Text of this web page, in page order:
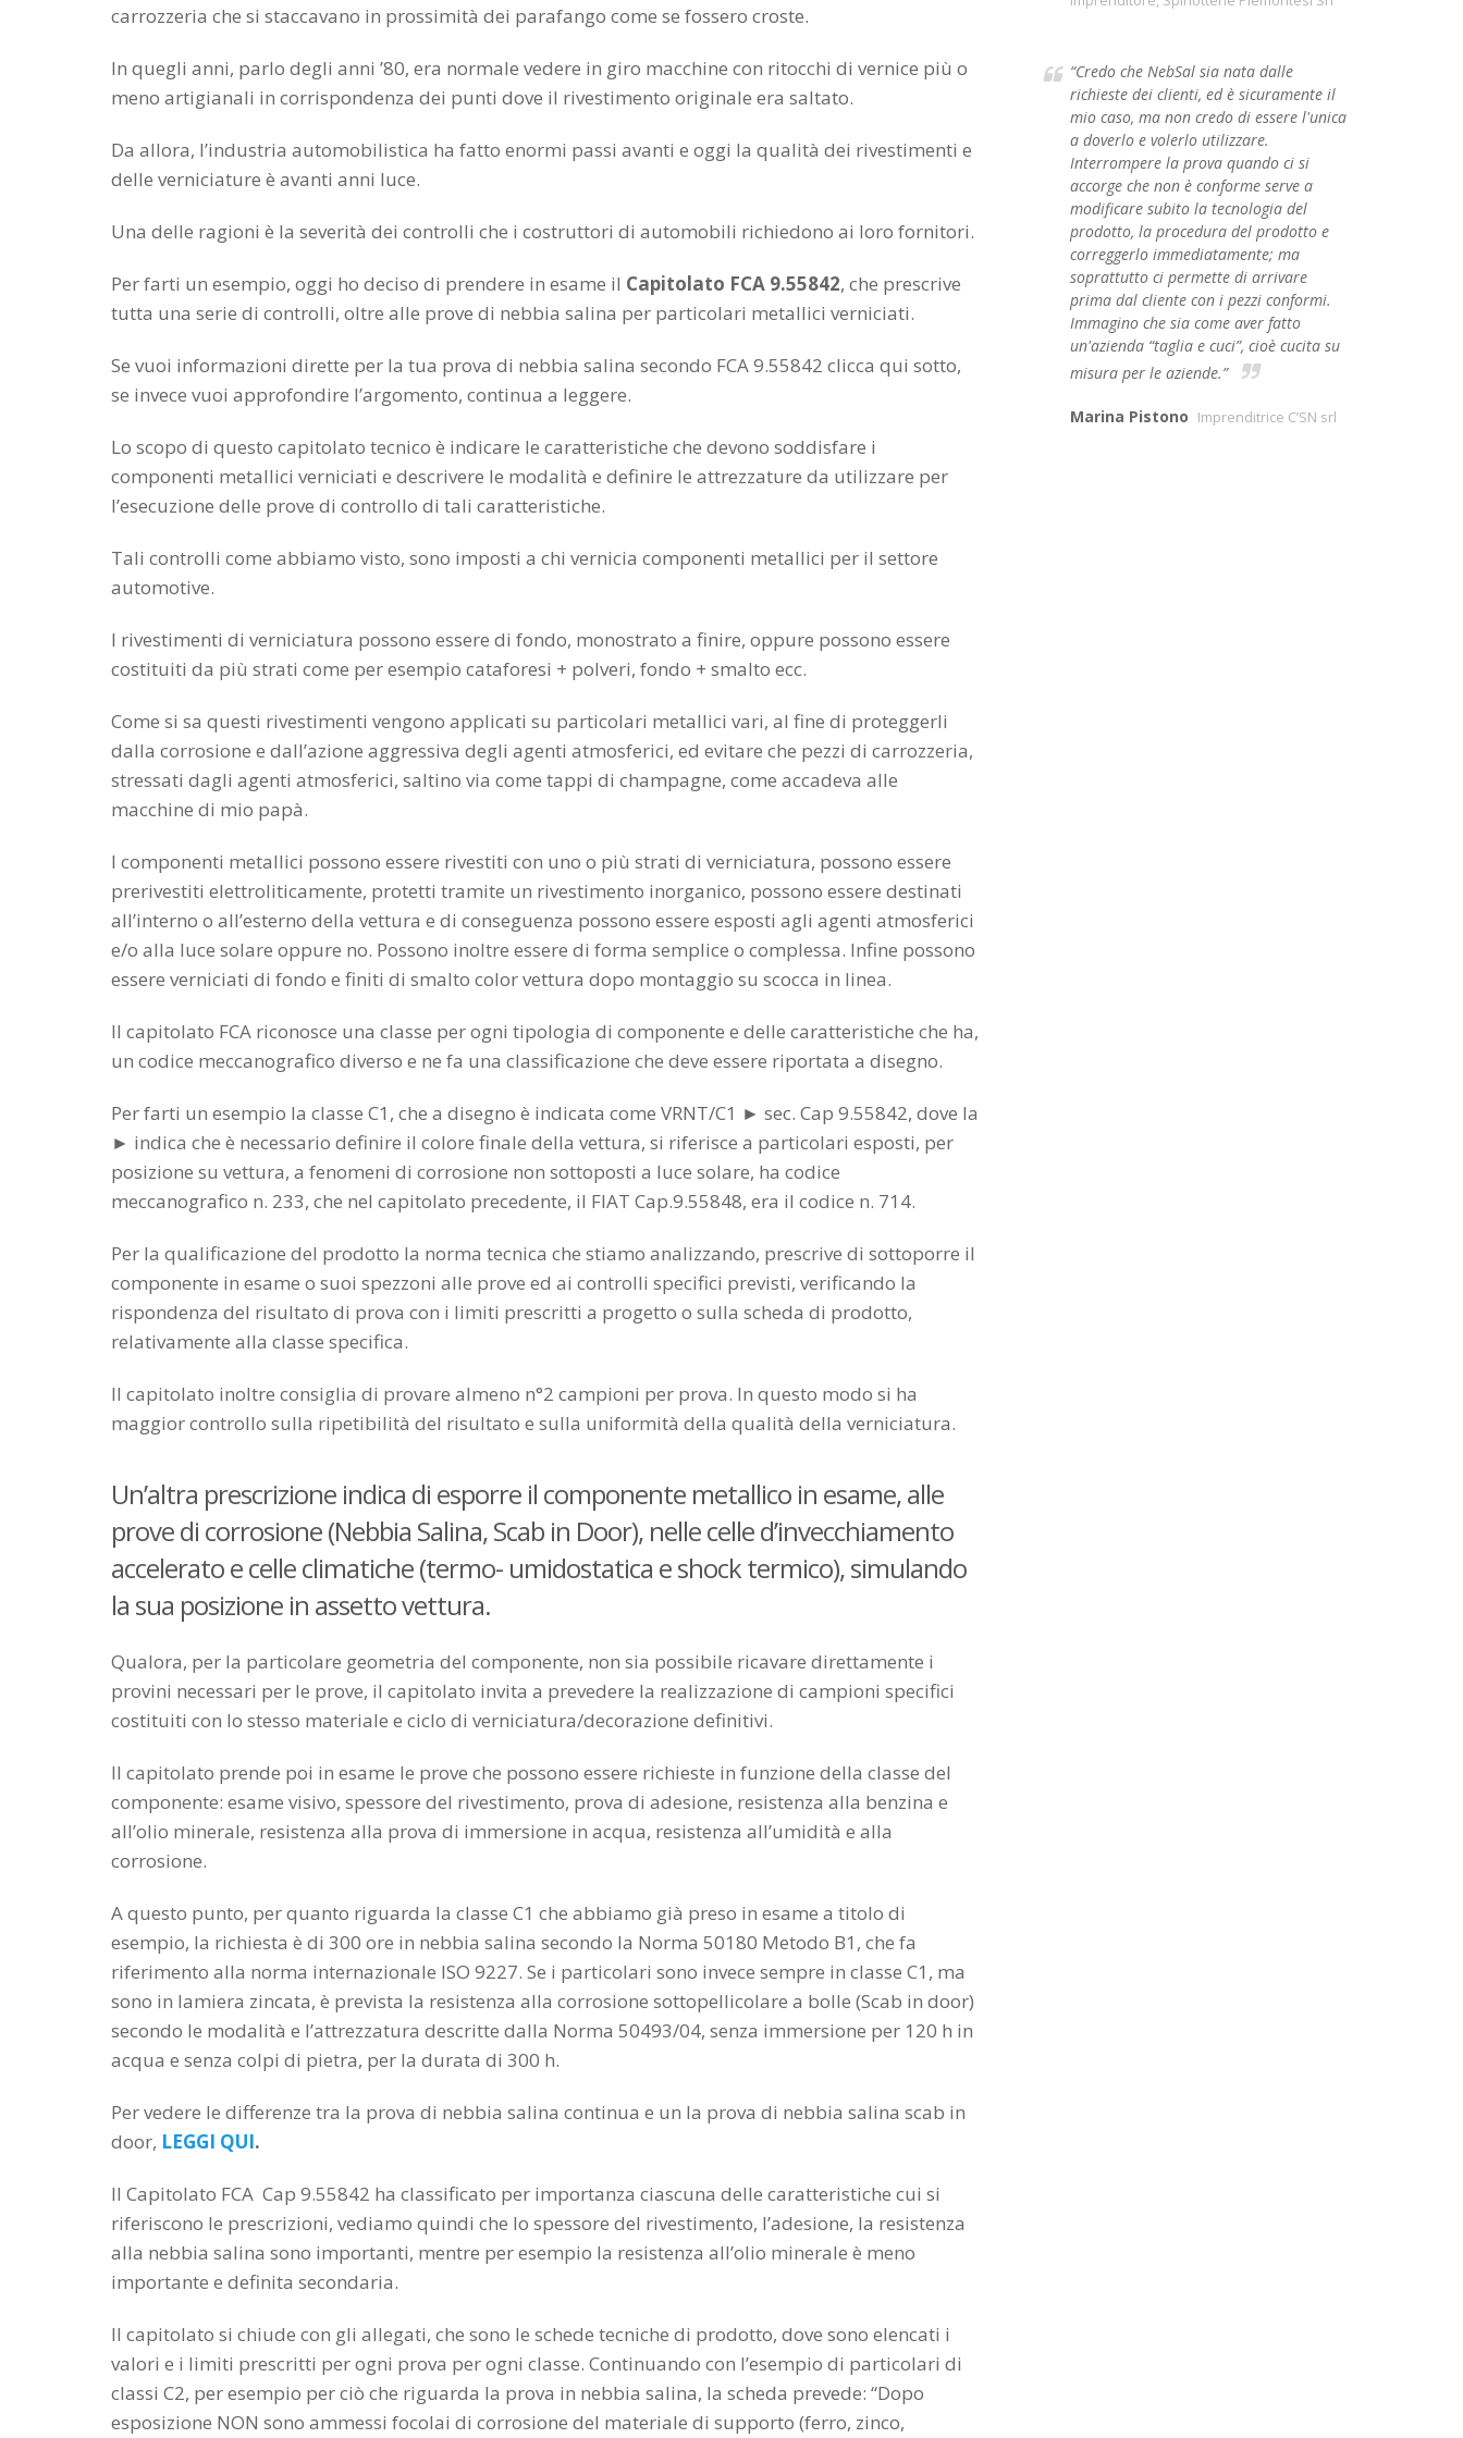
carrozzeria che si staccavano in prossimità dei parafango come se fossero croste.
In quegli anni, parlo degli anni ’80, era normale vedere in giro macchine con ritocchi di vernice più o
meno artigianali in corrispondenza dei punti dove il rivestimento originale era saltato.
Da allora, l’industria automobilistica ha fatto enormi passi avanti e oggi la qualità dei rivestimenti e
delle verniciature è avanti anni luce.
Una delle ragioni è la severità dei controlli che i costruttori di automobili richiedono ai loro fornitori.
Per farti un esempio, oggi ho deciso di prendere in esame il Capitolato FCA 9.55842, che prescrive
tutta una serie di controlli, oltre alle prove di nebbia salina per particolari metallici verniciati.
Se vuoi informazioni dirette per la tua prova di nebbia salina secondo FCA 9.55842 clicca qui sotto,
se invece vuoi approfondire l’argomento, continua a leggere.
Lo scopo di questo capitolato tecnico è indicare le caratteristiche che devono soddisfare i
componenti metallici verniciati e descrivere le modalità e definire le attrezzature da utilizzare per
l’esecuzione delle prove di controllo di tali caratteristiche.
Tali controlli come abbiamo visto, sono imposti a chi vernicia componenti metallici per il settore
automotive.
I rivestimenti di verniciatura possono essere di fondo, monostrato a finire, oppure possono essere
costituiti da più strati come per esempio cataforesi + polveri, fondo + smalto ecc.
Come si sa questi rivestimenti vengono applicati su particolari metallici vari, al fine di proteggerli
dalla corrosione e dall’azione aggressiva degli agenti atmosferici, ed evitare che pezzi di carrozzeria,
stressati dagli agenti atmosferici, saltino via come tappi di champagne, come accadeva alle
macchine di mio papà.
I componenti metallici possono essere rivestiti con uno o più strati di verniciatura, possono essere
prerivestiti elettroliticamente, protetti tramite un rivestimento inorganico, possono essere destinati
all’interno o all’esterno della vettura e di conseguenza possono essere esposti agli agenti atmosferici
e/o alla luce solare oppure no. Possono inoltre essere di forma semplice o complessa. Infine possono
essere verniciati di fondo e finiti di smalto color vettura dopo montaggio su scocca in linea.
Il capitolato FCA riconosce una classe per ogni tipologia di componente e delle caratteristiche che ha,
un codice meccanografico diverso e ne fa una classificazione che deve essere riportata a disegno.
Per farti un esempio la classe C1, che a disegno è indicata come VRNT/C1 ► sec. Cap 9.55842, dove la
► indica che è necessario definire il colore finale della vettura, si riferisce a particolari esposti, per
posizione su vettura, a fenomeni di corrosione non sottoposti a luce solare, ha codice
meccanografico n. 233, che nel capitolato precedente, il FIAT Cap.9.55848, era il codice n. 714.
Per la qualificazione del prodotto la norma tecnica che stiamo analizzando, prescrive di sottoporre il
componente in esame o suoi spezzoni alle prove ed ai controlli specifici previsti, verificando la
rispondenza del risultato di prova con i limiti prescritti a progetto o sulla scheda di prodotto,
relativamente alla classe specifica.
Il capitolato inoltre consiglia di provare almeno n°2 campioni per prova. In questo modo si ha
maggior controllo sulla ripetibilità del risultato e sulla uniformità della qualità della verniciatura.
Un’altra prescrizione indica di esporre il componente metallico in esame, alle
prove di corrosione (Nebbia Salina, Scab in Door), nelle celle d’invecchiamento
accelerato e celle climatiche (termo- umidostatica e shock termico), simulando
la sua posizione in assetto vettura.
Qualora, per la particolare geometria del componente, non sia possibile ricavare direttamente i
provini necessari per le prove, il capitolato invita a prevedere la realizzazione di campioni specifici
costituiti con lo stesso materiale e ciclo di verniciatura/decorazione definitivi.
Il capitolato prende poi in esame le prove che possono essere richieste in funzione della classe del
componente: esame visivo, spessore del rivestimento, prova di adesione, resistenza alla benzina e
all’olio minerale, resistenza alla prova di immersione in acqua, resistenza all’umidità e alla
corrosione.
A questo punto, per quanto riguarda la classe C1 che abbiamo già preso in esame a titolo di
esempio, la richiesta è di 300 ore in nebbia salina secondo la Norma 50180 Metodo B1, che fa
riferimento alla norma internazionale ISO 9227. Se i particolari sono invece sempre in classe C1, ma
sono in lamiera zincata, è prevista la resistenza alla corrosione sottopellicolare a bolle (Scab in door)
secondo le modalità e l’attrezzatura descritte dalla Norma 50493/04, senza immersione per 120 h in
acqua e senza colpi di pietra, per la durata di 300 h.
Per vedere le differenze tra la prova di nebbia salina continua e un la prova di nebbia salina scab in
door, LEGGI QUI.
Il Capitolato FCA Cap 9.55842 ha classificato per importanza ciascuna delle caratteristiche cui si
riferiscono le prescrizioni, vediamo quindi che lo spessore del rivestimento, l’adesione, la resistenza
alla nebbia salina sono importanti, mentre per esempio la resistenza all’olio minerale è meno
importante e definita secondaria.
Il capitolato si chiude con gli allegati, che sono le schede tecniche di prodotto, dove sono elencati i
valori e i limiti prescritti per ogni prova per ogni classe. Continuando con l’esempio di particolari di
classi C2, per esempio per ciò che riguarda la prova in nebbia salina, la scheda prevede: “Dopo
esposizione NON sono ammessi focolai di corrosione del materiale di supporto (ferro, zinco,
“Credo che NebSal sia nata dalle
richieste dei clienti, ed è sicuramente il
mio caso, ma non credo di essere l'unica
a doverlo e volerlo utilizzare.
Interrompere la prova quando ci si
accorge che non è conforme serve a
modificare subito la tecnologia del
prodotto, la procedura del prodotto e
correggerlo immediatamente; ma
soprattutto ci permette di arrivare
prima dal cliente con i pezzi conformi.
Immagino che sia come aver fatto
un'azienda “taglia e cuci”, cioè cucita su
misura per le aziende.”
Marina Pistono Imprenditrice C’SN srl